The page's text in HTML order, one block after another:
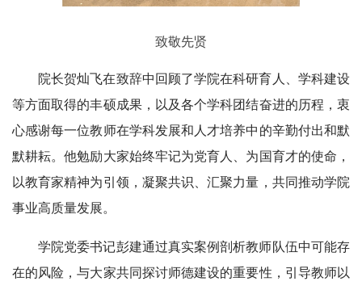
致敬先贤
院长贺灿飞在致辞中回顾了学院在科研育人、学科建设
等方面取得的丰硕成果，以及各个学科团结奋进的历程，衷
心感谢每一位教师在学科发展和人才培养中的辛勤付出和默
默耕耘。他勉励大家始终牢记为党育人、为国育才的使命，
以教育家精神为引领，凝聚共识、汇聚力量，共同推动学院
事业高质量发展。
学院党委书记彭建通过真实案例剖析教师队伍中可能存
在的风险，与大家共同探讨师德建设的重要性，引导教师以